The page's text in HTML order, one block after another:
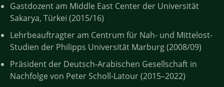
Gastdozent am Middle East Center der Universität
Sakarya, Türkei (2015/16)
Lehrbeauftragter am Centrum für Nah- und Mittelost-
Studien der Philipps Universität Marburg (2008/09)
Präsident der Deutsch-Arabischen Gesellschaft in
Nachfolge von Peter Scholl-Latour (2015–2022)